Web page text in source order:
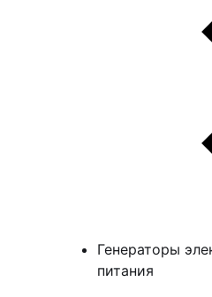
Генераторы
питания